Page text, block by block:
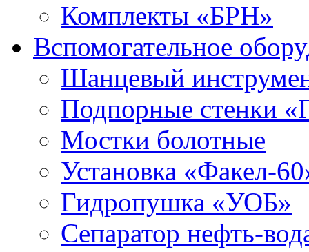
Комплекты «БРН»
Вспомогательное
Шанцевый
Подпорные стенки
Мостки болотные
Установка «Факел-
Гидропушка «УОБ»
Сепаратор нефть-